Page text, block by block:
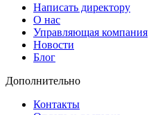
использованию.
Написать директору
О нас
Управляющая компания
Новости
Блог
Дополнительно
Контакты